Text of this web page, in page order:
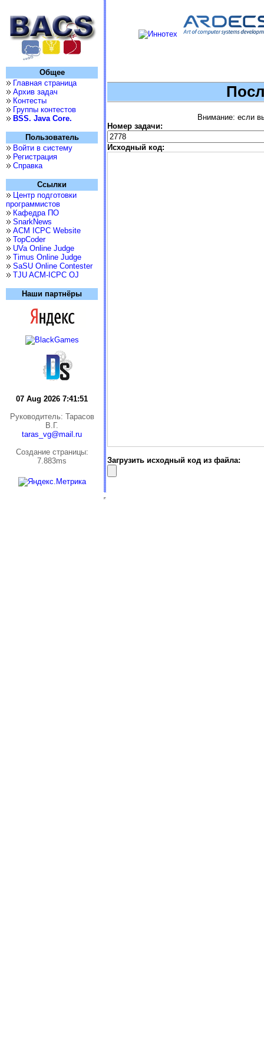
Общее
Главная страница
Архив задач
Контесты
Группы контестов
BSS. Java Core.
Пользователь
Войти в систему
Регистрация
Справка
Ссылки
Центр подготовки
программистов
Кафедра ПО
SnarkNews
ACM ICPC Website
TopCoder
UVa Online Judge
Timus Online Judge
SaSU Online Contester
TJU ACM-ICPC OJ
Наши партнёры
07 Aug 2026 7:41:51
Руководитель: Тарасов
В.Г.
taras_vg@mail.ru
Cоздание страницы:
7.883ms
Внимание: если
Номер задачи:
Исходный код:
Загрузить исходный код из файла: